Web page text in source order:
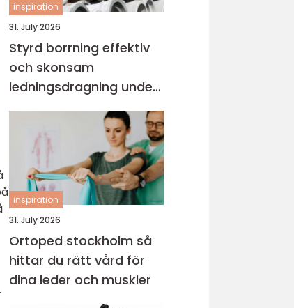
inspiration
31. July 2026
Styrd borrning effektiv
och skonsam
ledningsdragning under
mark
inspiration
31. July 2026
Ortoped stockholm så
hittar du rätt vård för
dina leder och muskler